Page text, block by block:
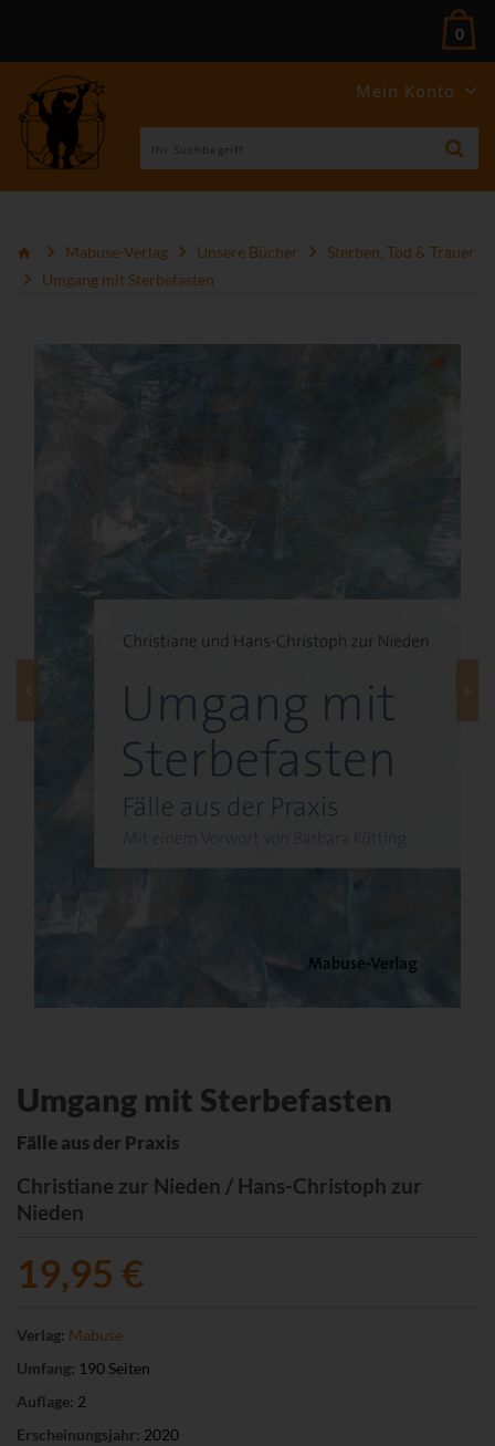
Mein Konto
0
Mabuse-Verlag Unsere Bücher
Sterben, Tod & Trauer
Umgang mit Sterbefasten
Umgang mit Sterbefasten
Fälle aus der Praxis
Christiane zur Nieden / Hans-Christoph zur
Nieden
19,95 €
Verlag: Mabuse
Umfang: 190 Seiten
Auflage: 2
Erscheinungsjahr: 2020